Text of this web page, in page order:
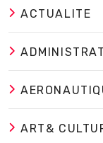
ACTUALITE
ART&